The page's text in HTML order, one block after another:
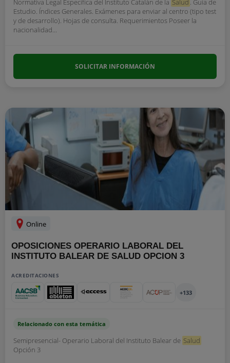
Normativa Legal Específica del Instituto Catalán de la Salud . Guía de
Estudio. Índices Generales. Exámenes para enviar al centro (tipo test
y de desarrollo). Hojas de consulta. Requerimientos Poseer la
nacionalidad...
SOLICITAR INFORMACIÓN
Online
OPOSICIONES OPERARIO LABORAL DEL
INSTITUTO BALEAR DE SALUD OPCION 3
ACREDITACIONES
+133
Relacionado con esta temática
Semipresencial- Operario Laboral del Instituto Balear de Salud
Opción 3